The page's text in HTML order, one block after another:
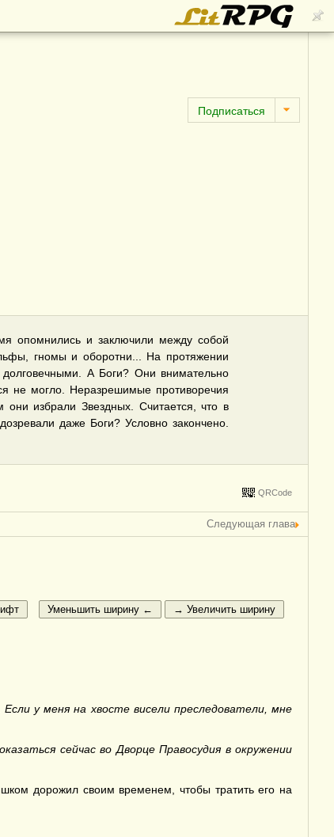
опомнились и заключили между собой
гномы и оборотни... На протяжении
А Боги? Они внимательно
не могло. Неразрешимые противоречия
избрали Звездных. Считается, что в
даже Боги? Условно закончено.
QRCode
Следующая глава
у меня на хвосте висели преследователи, мне
сейчас во Дворце Правосудия в окружении
дорожил своим временем, чтобы тратить его на